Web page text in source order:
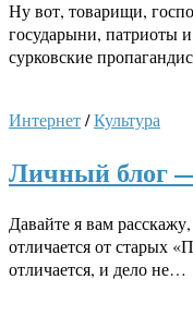
Ну вот, товарищи,
государыни, патриоты
сурковские
Интернет/Культура
Личный блог
Давайте я вам
отличается от старых
отличается, и дело не…